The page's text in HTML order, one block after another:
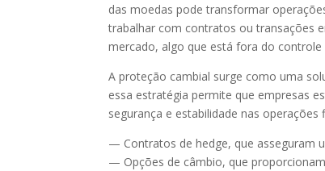
das moedas pode transformar
trabalhar com contratos ou transações
mercado, algo que está fora do
A proteção cambial surge como uma
essa estratégia permite que empresas
segurança e estabilidade nas
— Contratos de hedge, que asseguram
— Opções de câmbio, que